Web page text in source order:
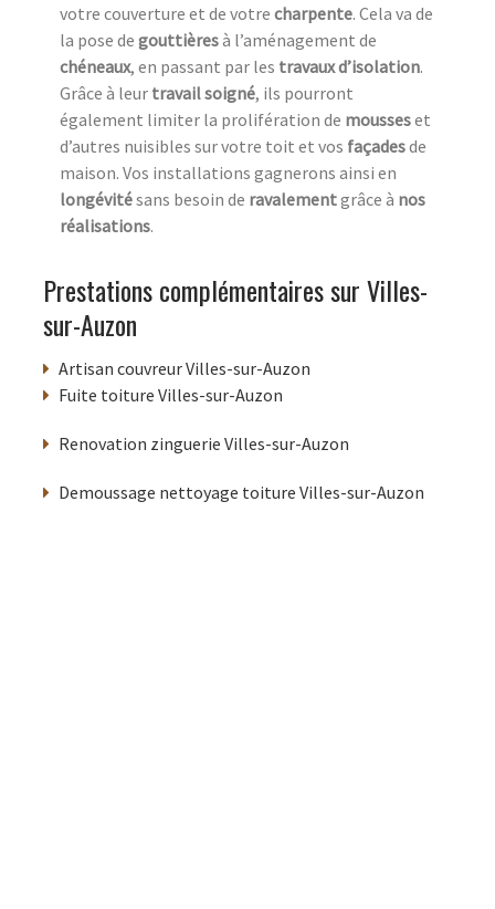
votre couverture et de votre charpente. Cela va de
la pose de gouttièresà l’aménagement de
chéneaux, en passant par les travaux d’isolation.
Grâce à leur travail soigné, ils pourront
également limiter la prolifération de mousseset
d’autres nuisibles sur votre toit et vos façadesde
maison. Vos installations gagnerons ainsi en
longévitésans besoin de ravalementgrâce à nos
réalisations.
Prestations complémentaires sur Villes-
sur-Auzon
Artisan couvreur Villes-sur-Auzon
Fuite toiture Villes-sur-Auzon
Renovation zinguerie Villes-sur-Auzon
Demoussage nettoyage toiture Villes-sur-Auzon